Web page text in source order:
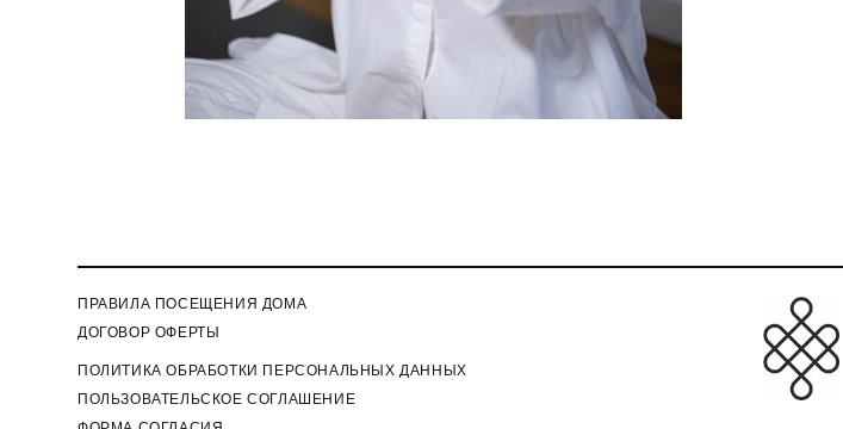
ПРАВИЛА ПОСЕЩЕНИЯ ДОМА
ДОГОВОР ОФЕРТЫ
П ОЛИТИКА ОБРАБОТКИ ПЕРСОНАЛЬНЫХ ДАННЫХ
ПОЛЬЗОВАТЕЛЬСКОЕ СОГЛАШЕНИЕ